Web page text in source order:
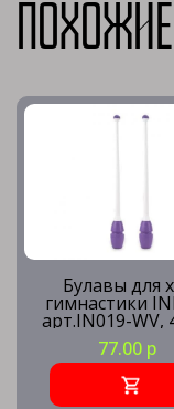
Булавы для
гимнастики
арт.IN019-WV,
пластик,
компл. 2шт,
фиолетов
77.00 р